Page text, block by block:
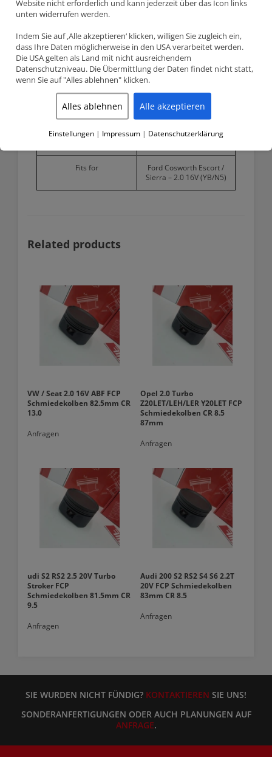
(CR)
OEM compression ratio (CR) 8.0:1
Dome volume (CC) -20.2cm
Compression height (CH)
Pin diameter 24mm
Features
Accepts Turbo and Nitrous;
Fits for
Ford Cosworth Escort /
Sierra – 2.0 16V (YB/N5)
Related products
VW / Seat 2.0 16V ABF FCP
Schmiedekolben 82.5mm CR
13.0
Anfragen
Opel 2.0 Turbo
Z20LET/LEH/LER Y20LET FCP
Schmiedekolben CR 8.5
87mm
Anfragen
udi S2 RS2 2.5 20V Turbo
Stroker FCP
Schmiedekolben 81.5mm CR
9.5
Anfragen
Audi 200 S2 RS2 S4 S6 2.2T
20V FCP Schmiedekolben
83mm CR 8.5
Anfragen
SIE WURDEN NICHT FÜNDIG? KONTAKTIEREN SIE UNS!
SONDERANFERTIGUNGEN ODER AUCH PLANUNGEN AUF
ANFRAGE.
Website nicht erforderlich und kann jederzeit über das Icon links
unten widerrufen werden.
Indem Sie auf ‚Alle akzeptieren‘ klicken, willigen Sie zugleich ein,
dass Ihre Daten möglicherweise in den USA verarbeitet werden.
Die USA gelten als Land mit nicht ausreichendem
Datenschutzniveau. Die Übermittlung der Daten findet nicht statt,
wenn Sie auf "Alles ablehnen" klicken.
Alles ablehnen Alle akzeptieren
Einstellungen | Impressum | Datenschutzerklärung